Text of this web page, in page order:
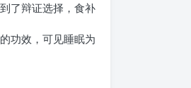
了辩证选择，食补
功效，可见睡眠为